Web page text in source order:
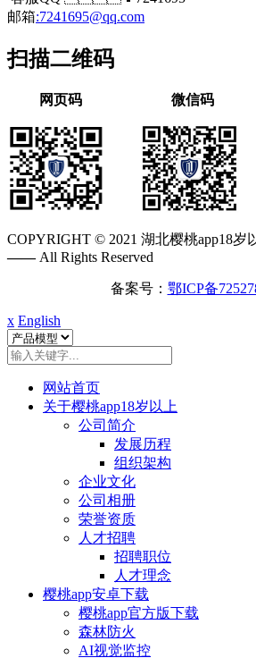
邮箱:7241695@qq.com
扫描二维码
网页码 微信码
COPYRIGHT © 2021 湖北樱桃app18岁
——All Rights Reserved
备案号： 鄂ICP备
x English
网站首页
关于樱桃app18岁以上
公司简介
发展历程
组织架构
企业文化
公司相册
荣誉资质
人才招聘
招聘职位
人才理念
樱桃app安卓下载
樱桃app官方版下载
森林防火
AI视觉监控